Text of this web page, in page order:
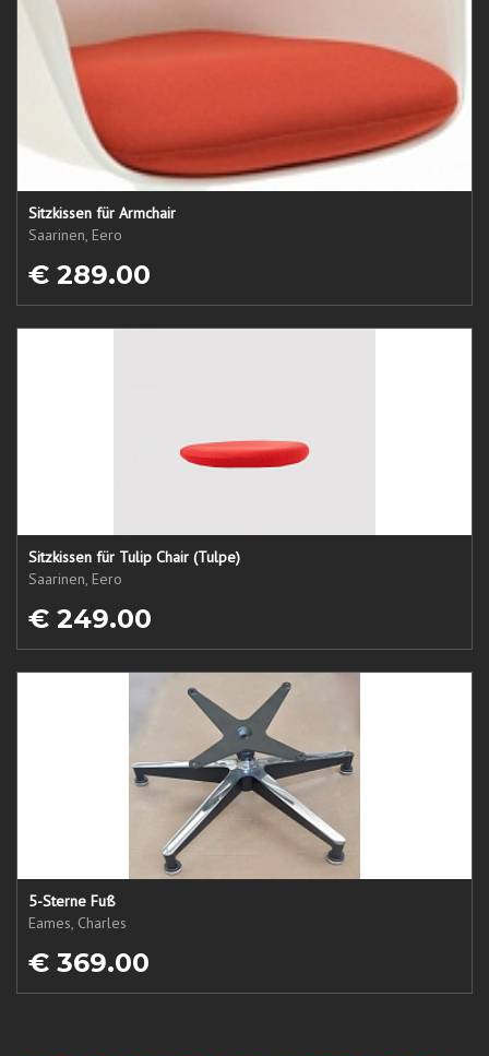
Sitzkissen für Armchair
Saarinen, Eero
€ 289.00
Sitzkissen für Tulip Chair (Tulpe)
Saarinen, Eero
€ 249.00
5-Sterne Fuß
Eames, Charles
€ 369.00